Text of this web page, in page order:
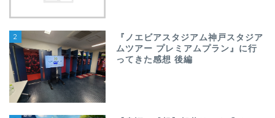
2
『ノエビアスタジアム神戸スタジア
ムツアー プレミアムプラン』に行
ってきた感想 後編